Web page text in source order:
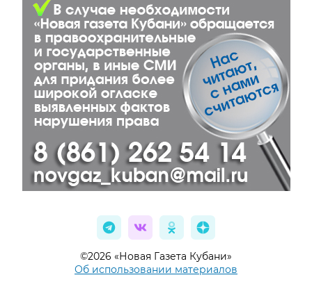
©2026 «Новая Газета Кубани»
Об использовании материалов